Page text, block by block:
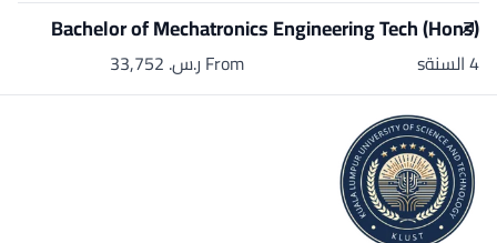
Bachelor of Mechatronics Engineering Tech (Hons)
4 السنةs From ر.س.‏ 33,752